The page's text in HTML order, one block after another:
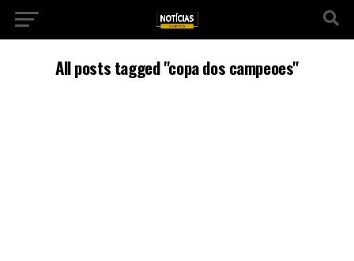
All posts tagged "copa dos campeoes"